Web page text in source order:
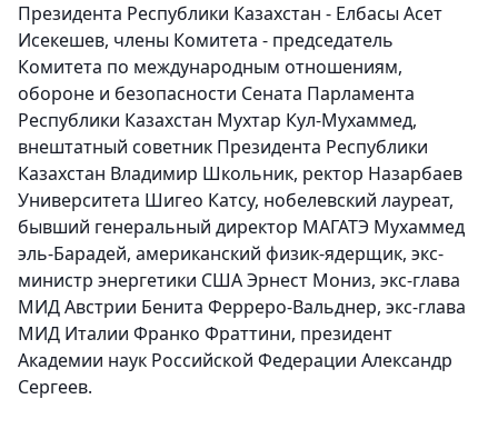
Президента Республики Казахстан - Елбасы Асет
Исекешев, члены Комитета - председатель
Комитета по международным отношениям,
обороне и безопасности Сената Парламента
Республики Казахстан Мухтар Кул-Мухаммед,
внештатный советник Президента Республики
Казахстан Владимир Школьник, ректор Назарбаев
Университета Шигео Катсу, нобелевский лауреат,
бывший генеральный директор МАГАТЭ Мухаммед
эль-Барадей, американский физик-ядерщик, экс-
министр энергетики США Эрнест Мониз, экс-глава
МИД Австрии Бенита Ферреро-Вальднер, экс-глава
МИД Италии Франко Фраттини, президент
Академии наук Российской Федерации Александр
Сергеев.